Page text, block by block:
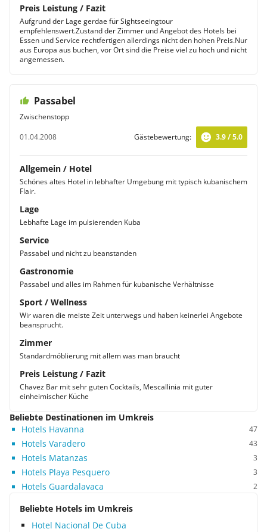
Preis Leistung / Fazit
Aufgrund der Lage gerdae für Sightseeingtour
empfehlenswert.Zustand der Zimmer und Angebot des Hotels bei
Essen und Service rechtfertigen allerdings nicht den hohen Preis.Nur
aus Europa aus buchen, vor Ort sind die Preise viel zu hoch und nicht
angemessen.
Passabel
Zwischenstopp
01.04.2008
Gästebewertung: 3.9 / 5.0
Allgemein / Hotel
Schönes altes Hotel in lebhafter Umgebung mit typisch kubanischem
Flair.
Lage
Lebhafte Lage im pulsierenden Kuba
Service
Passabel und nicht zu beanstanden
Gastronomie
Passabel und alles im Rahmen für kubanische Verhältnisse
Sport / Wellness
Wir waren die meiste Zeit unterwegs und haben keinerlei Angebote
beansprucht.
Zimmer
Standardmöblierung mit allem was man braucht
Preis Leistung / Fazit
Chavez Bar mit sehr guten Cocktails, Mescallinia mit guter
einheimischer Küche
Beliebte Destinationen im Umkreis
Hotels Havanna
47
Hotels Varadero 43
Hotels Matanzas 3
Hotels Playa Pesquero 3
Hotels Guardalavaca 2
Beliebte Hotels im Umkreis
Hotel Nacional De Cuba